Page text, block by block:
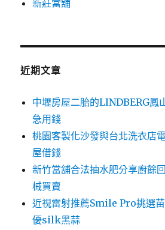
新莊當舖
近期文章
中壢房屋二胎的LINDBERG鳳
急用錢
桃園客製化沙發與台北洗衣店
屋借錢
新竹當舖合法抽水肥分享廚餘
械買賣
近視雷射推薦Smile Pro挑選
優silk黑蒜